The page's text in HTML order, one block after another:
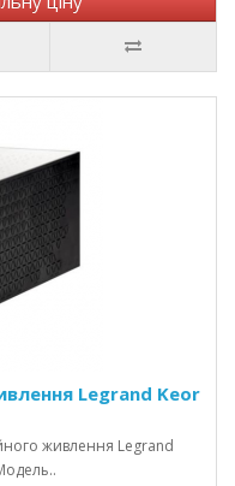
Legrand Keor
живлення Legrand